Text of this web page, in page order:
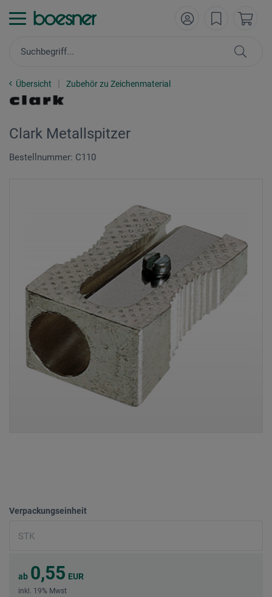
Übersicht Zubehör zu Zeichenmaterial
Clark Metallspitzer
Bestellnummer: C110
Verpackungseinheit
ab 0,55 EUR
inkl. 19% Mwst